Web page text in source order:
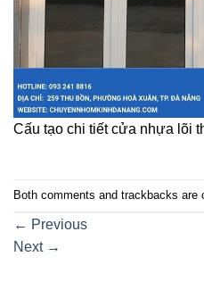
Cấu tạo chi tiết cửa nhựa lõi
Both comments and trackbacks are
← Previous
Next →